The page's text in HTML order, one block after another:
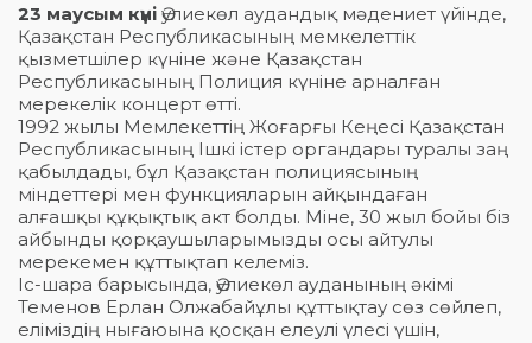
23 маусым күні Әулиекөл аудандық мәдениет үйінде,
Қазақстан Республикасының мемкелеттік
қызметшілер күніне және Қазақстан
Республикасының Полиция күніне арналған
мерекелік концерт өтті.
1992 жылы Мемлекеттің Жоғарғы Кеңесі Қазақстан
Республикасының Ішкі істер органдары туралы заң
қабылдады, бұл Қазақстан полициясының
міндеттері мен функцияларын айқындаған
алғашқы құқықтық акт болды. Міне, 30 жыл бойы біз
айбынды қорқаушыларымызды осы айтулы
мерекемен құттықтап келеміз.
Іс-шара барысында, Әулиекөл ауданының әкімі
Теменов Ерлан Олжабайұлы құттықтау сөз сөйлеп,
еліміздің нығаюына қосқан елеулі үлесі үшін,